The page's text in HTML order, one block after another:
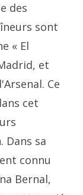
des
sont
« El
et
Ce
cet
sa
connu
Bernal,